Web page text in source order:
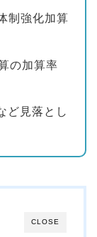
制強化加算
の加算率
ど見落とし
CLOSE